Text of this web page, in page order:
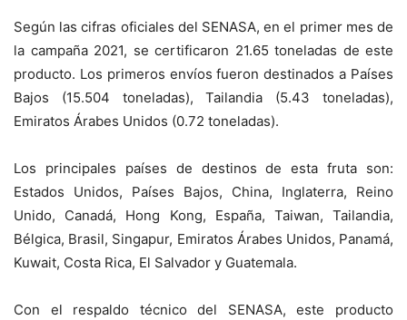
Según las cifras oficiales del SENASA, en el primer mes de
la campaña 2021, se certificaron 21.65 toneladas de este
producto. Los primeros envíos fueron destinados a Países
Bajos (15.504 toneladas), Tailandia (5.43 toneladas),
Emiratos Árabes Unidos (0.72 toneladas).
Los principales países de destinos de esta fruta son:
Estados Unidos, Países Bajos, China, Inglaterra, Reino
Unido, Canadá, Hong Kong, España, Taiwan, Tailandia,
Bélgica, Brasil, Singapur, Emiratos Árabes Unidos, Panamá,
Kuwait, Costa Rica, El Salvador y Guatemala.
Con el respaldo técnico del SENASA, este producto